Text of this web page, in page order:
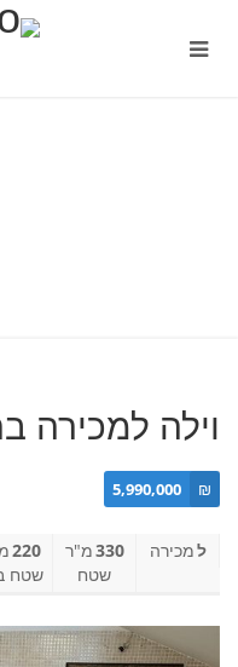
וילה למכירה
₪
5,990,000
למכירה 330מ"ר
שטח
220
שטח